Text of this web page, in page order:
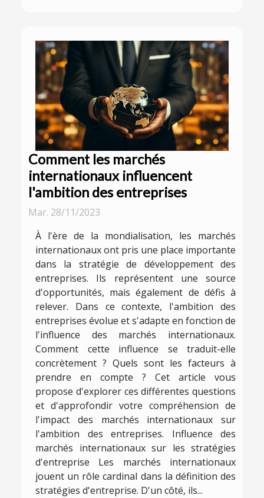
Comment les marchés
internationaux influencent
l'ambition des entreprises
Mar. 28/11/2023
À l'ère de la mondialisation, les marchés
internationaux ont pris une place importante
dans la stratégie de développement des
entreprises. Ils représentent une source
d'opportunités, mais également de défis à
relever. Dans ce contexte, l'ambition des
entreprises évolue et s'adapte en fonction de
l'influence des marchés internationaux.
Comment cette influence se traduit-elle
concrètement ? Quels sont les facteurs à
prendre en compte ? Cet article vous
propose d'explorer ces différentes questions
et d'approfondir votre compréhension de
l'impact des marchés internationaux sur
l'ambition des entreprises. Influence des
marchés internationaux sur les stratégies
d'entreprise Les marchés internationaux
jouent un rôle cardinal dans la définition des
stratégies d'entreprise. D'un côté, ils...